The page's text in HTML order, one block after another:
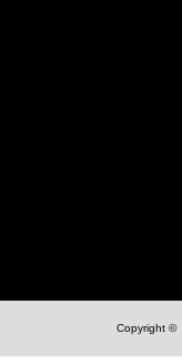
Copyright ©